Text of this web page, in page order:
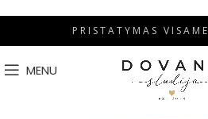
P R I S T A T Y M A S V I S A M
MENU